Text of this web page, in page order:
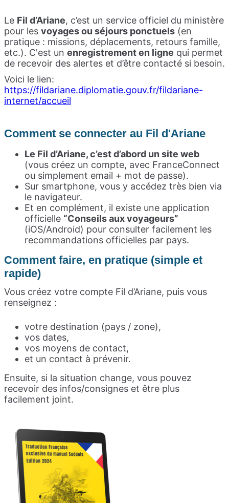
Le Fil d’Ariane, c’est un service officiel du ministère
pour les voyages ou séjours ponctuels (en
pratique : missions, déplacements, retours famille,
etc.). C'est un enregistrement en ligne qui permet
de recevoir des alertes et d’être contacté si besoin.
Voici le lien:
https://fildariane.diplomatie.gouv.fr/fildariane-
internet/accueil
Comment se connecter au Fil d'Ariane
Le Fil d’Ariane, c’est d’abord un site web
(vous créez un compte, avec FranceConnect
ou simplement email + mot de passe).
Sur smartphone, vous y accédez très bien via
le navigateur.
Et en complément, il existe une application
officielle “Conseils aux voyageurs”
(iOS/Android) pour consulter facilement les
recommandations officielles par pays.
Comment faire, en pratique (simple et
rapide)
Vous créez votre compte Fil d’Ariane, puis vous
renseignez :
votre destination (pays / zone),
vos dates,
vos moyens de contact,
et un contact à prévenir.
Ensuite, si la situation change, vous pouvez
recevoir des infos/consignes et être plus
facilement joint.